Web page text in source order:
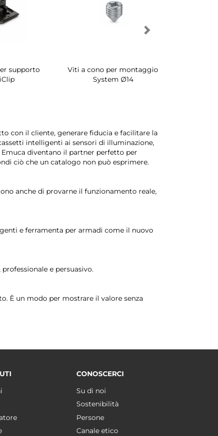
supporto
Viti a cono per montaggio
System Ø14
con il cliente, generare fiducia e facilitare la
intelligenti ai sensori di illuminazione,
diventano il partner perfetto per
ciò che un catalogo non può esprimere.
anche di provarne il funzionamento reale,
e ferramenta per armadi come il nuovo
e persuasivo.
È un modo per mostrare il valore senza
CONOSCERCI
Su di noi
Sostenibilità
Persone
Canale etico